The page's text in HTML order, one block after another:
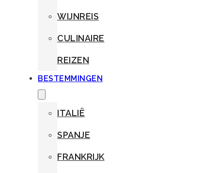
WIJNREIS
CULINAIRE
REIZEN
BESTEMMINGEN
ITALIË
SPANJE
FRANKRIJK